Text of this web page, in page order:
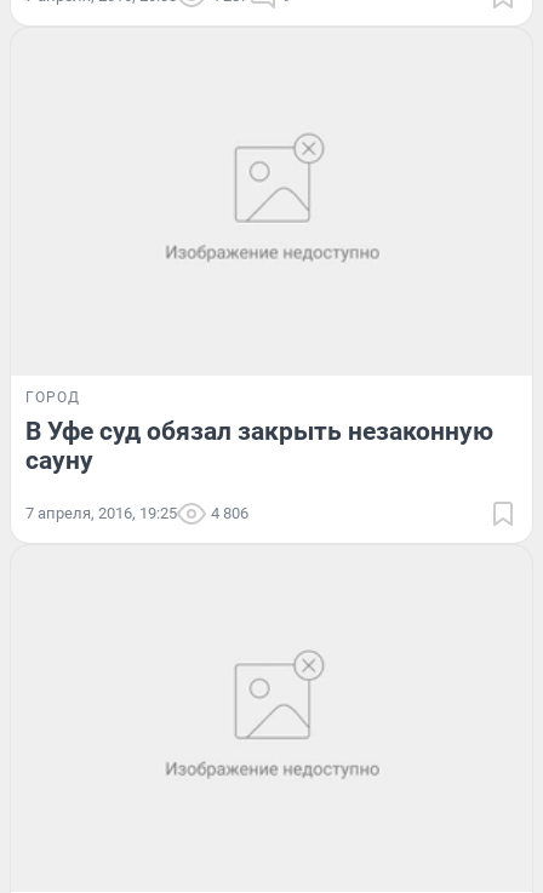
ГОРОД
В Уфе суд обязал закрыть незаконную
сауну
7 апреля, 2016, 19:25 4 806